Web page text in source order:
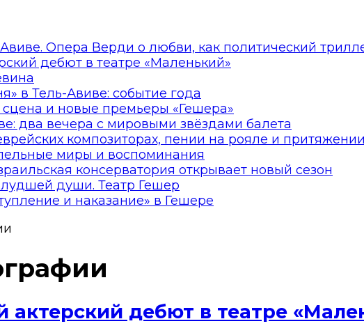
Опера Верди о любви, как политический
дебют в театре «Маленький»
в Тель-Авиве: событие года
сцена и новые премьеры «Гешера»
два вечера с мировыми звёздами балета
композиторах, пении на рояле и
миры и воспоминания
консерватория открывает новый сезон
души. Театр Гешер
и наказание» в Гешере
актерский дебют в театре